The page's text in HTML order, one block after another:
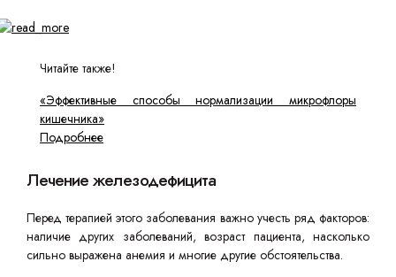
Читайте также!
«Эффективные способы нормализации микрофлоры
кишечника»
Подробнее
Лечение железодефицита
Перед терапией этого заболевания важно учесть ряд факторов:
наличие других заболеваний, возраст пациента, насколько
сильно выражена анемия и многие другие обстоятельства.